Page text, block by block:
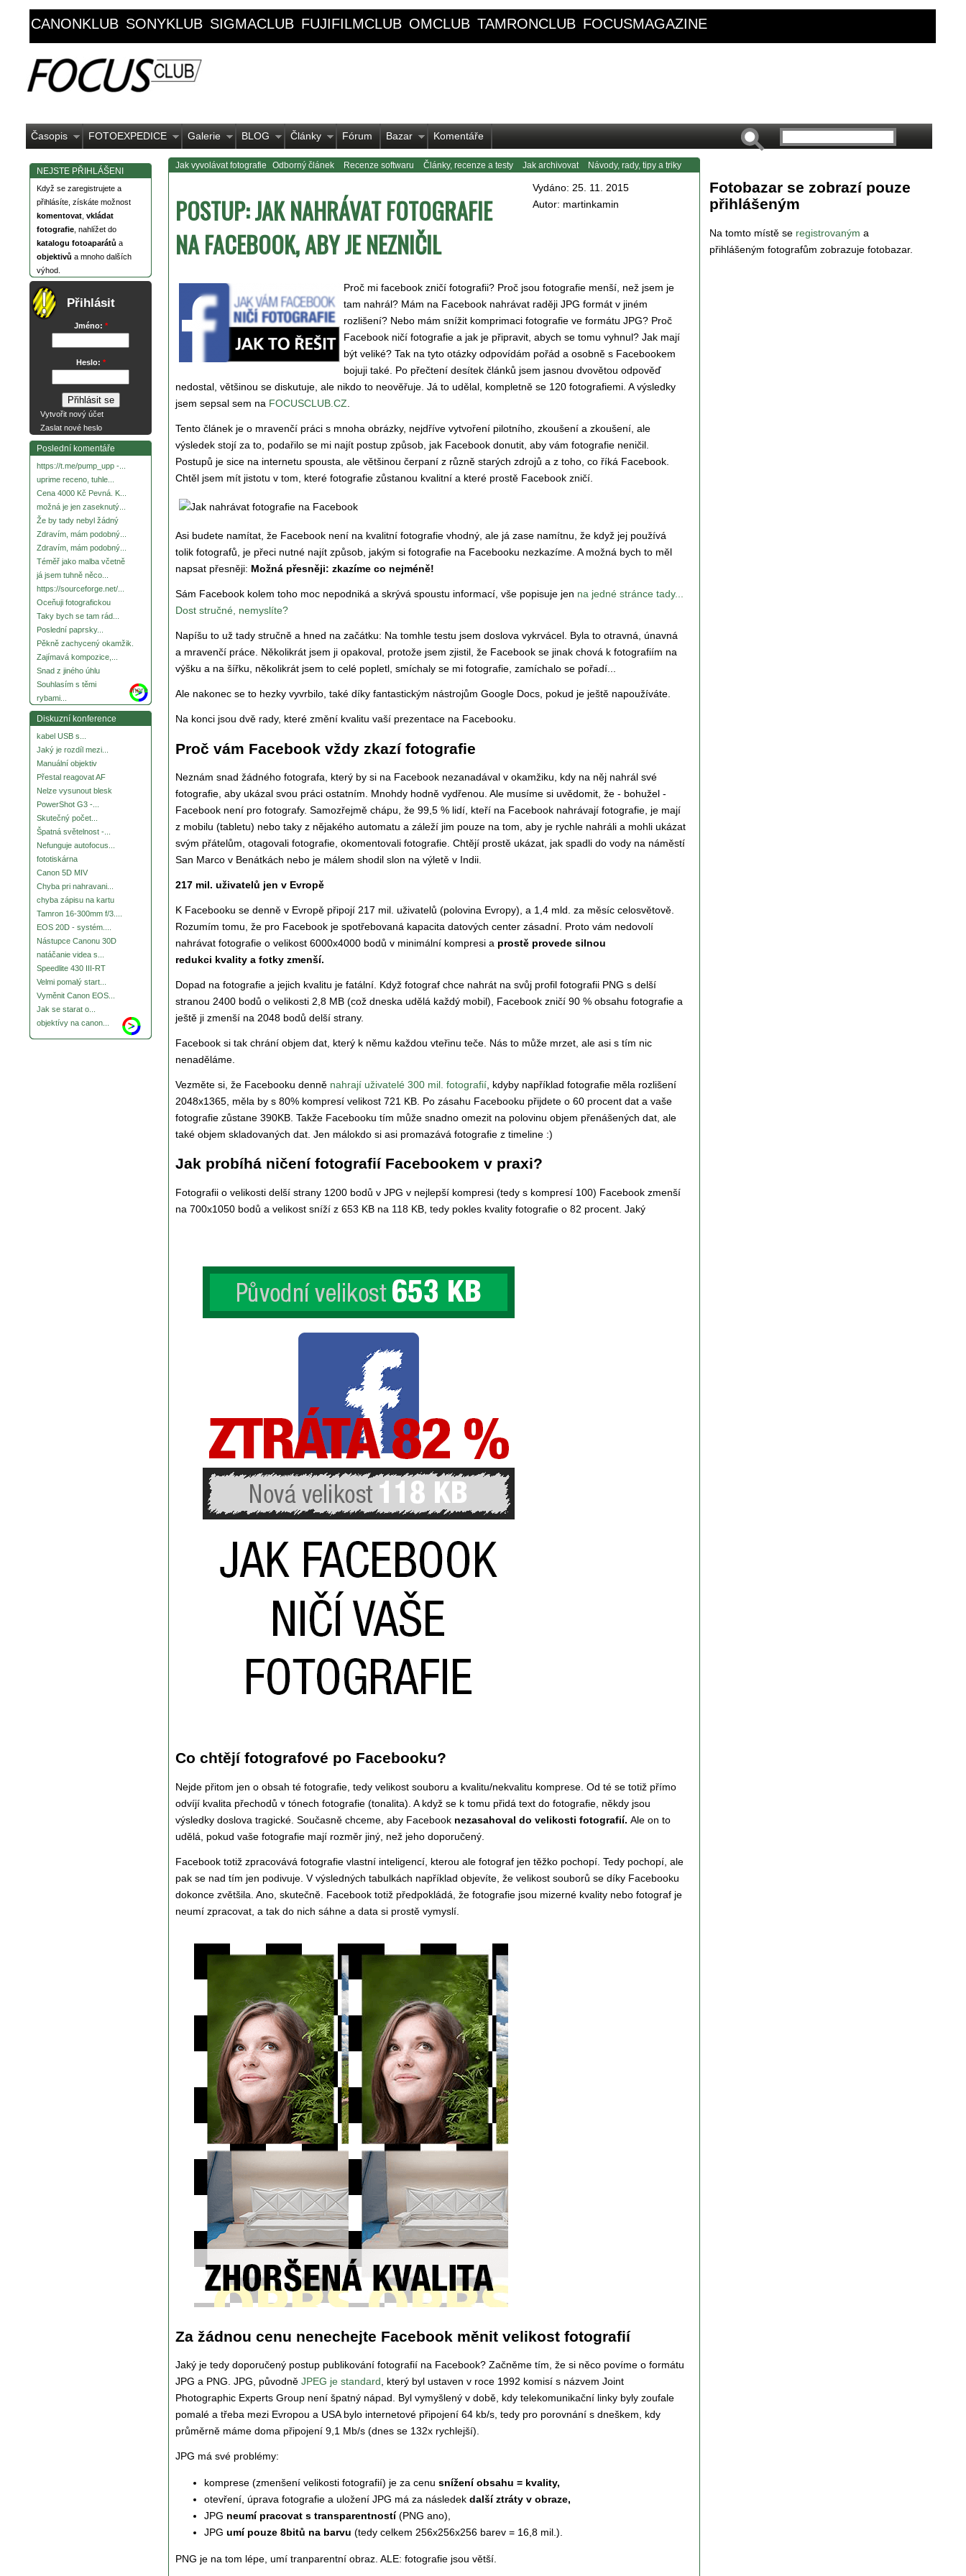
CANONKLUB SONYKLUB SIGMACLUB FUJIFILMCLUB OMCLUB TAMRONCLUB FOCUSMAGAZINE
Časopis FOTOEXPEDICE Galerie BLOG Články Fórum Bazar Komentáře
NEJSTE PŘIHLÁŠENI
Když se zaregistrujete a
přihlásíte, získáte možnost
komentovat vkládat
fotografie , nahlížet do
katalogu fotoaparátů a
objektivů a mnoho dalších
výhod.
Přihlásit
Jméno: *
Heslo: *
Vytvořit nový účet
Zaslat nové heslo
Poslední komentáře
https://t.me/pump_upp -...
uprime receno, tuhle...
Cena 4000 Kč Pevná. K...
možná je jen zaseknutý...
Že by tady nebyl žádný
Zdravím, mám podobný...
Zdravím, mám podobný...
Téměř jako malba včetně
já jsem tuhně něco...
https://sourceforge.net/...
Oceňuji fotografickou
Taky bych se tam rád...
Poslední paprsky...
Pěkně zachycený okamžik.
Zajímavá kompozice,...
Snad z jiného úhlu
Souhlasím s těmi
rybami...
more
Diskuzní konference
kabel USB s...
Jaký je rozdíl mezi...
Manuální objektiv
Přestal reagovat AF
Nelze vysunout blesk
PowerShot G3 -...
Skutečný počet...
Špatná světelnost -...
Nefunguje autofocus...
fototiskárna
Canon 5D MIV
Chyba pri nahravani...
chyba zápisu na kartu
Tamron 16-300mm f/3....
EOS 20D - systém....
Nástupce Canonu 30D
natáčanie videa s...
Speedlite 430 III-RT
Velmi pomalý start...
Vyměnit Canon EOS...
Jak se starat o...
objektívy na canon...
Jak vyvolávat fotografie Odborný článek Recenze softwaru Články, recenze a testy Jak archivovat Návody, rady, tipy a triky
POSTUP: JAK NAHRÁVAT FOTOGRAFIE
NA FACEBOOK, ABY JE NEZNIČIL
Vydáno: 25. 11. 2015
Autor: martinkamin
Proč mi facebook zničí fotografii? Proč jsou fotografie menší, než jsem je
tam nahrál? Mám na Facebook nahrávat raději JPG formát v jiném
rozlišení? Nebo mám snížit komprimaci fotografie ve formátu JPG? Proč
Facebook ničí fotografie a jak je připravit, abych se tomu vyhnul? Jak mají
být veliké? Tak na tyto otázky odpovídám pořád a osobně s Facebookem
bojuji také. Po přečtení desítek článků jsem jasnou dvovětou odpověď
nedostal, většinou se diskutuje, ale nikdo to neověřuje. Já to udělal, kompletně se 120 fotografiemi. A výsledky
jsem sepsal sem na FOCUSCLUB.CZ
Tento článek je o mravenčí práci s mnoha obrázky, nejdříve vytvoření pilotního, zkoušení a zkoušení, ale
výsledek stojí za to, podařilo se mi najít postup způsob, jak Facebook donutit, aby vám fotografie neničil.
Postupů je sice na internetu spousta, ale většinou čerpaní z různě starých zdrojů a z toho, co říká Facebook.
Chtěl jsem mít jistotu v tom, které fotografie zůstanou kvalitní a které prostě Facebook zničí.
Asi budete namítat, že Facebook není na kvalitní fotografie vhodný, ale já zase namítnu, že když jej používá
tolik fotografů, je přeci nutné najít způsob, jakým si fotografie na Facebooku nezkazíme. A možná bych to měl
napsat přesněji: Možná přesněji: zkazíme co nejméně!
Sám Facebook kolem toho moc nepodniká a skrývá spoustu informací, vše popisuje jen na jedné stránce tady...
Dost stručné, nemyslíte?
Napíšu to už tady stručně a hned na začátku: Na tomhle testu jsem doslova vykrvácel. Byla to otravná, únavná
a mravenčí práce. Několikrát jsem ji opakoval, protože jsem zjistil, že Facebook se jinak chová k fotografiím na
výšku a na šířku, několikrát jsem to celé popletl, smíchaly se mi fotografie, zamíchalo se pořadí...
Ale nakonec se to hezky vyvrbilo, také díky fantastickým nástrojům Google Docs, pokud je ještě napoužíváte.
Na konci jsou dvě rady, které změní kvalitu vaší prezentace na Facebooku.
Proč vám Facebook vždy zkazí fotografie
Neznám snad žádného fotografa, který by si na Facebook nezanadával v okamžiku, kdy na něj nahrál své
fotografie, aby ukázal svou práci ostatním. Mnohdy hodně vydřenou. Ale musíme si uvědomit, že - bohužel -
Facebook není pro fotografy. Samozřejmě chápu, že 99,5 % lidí, kteří na Facebook nahrávají fotografie, je mají
z mobilu (tabletu) nebo taky z nějakého automatu a záleží jim pouze na tom, aby je rychle nahráli a mohli ukázat
svým přátelům, otagovali fotografie, okomentovali fotografie. Chtějí prostě ukázat, jak spadli do vody na náměstí
San Marco v Benátkách nebo je málem shodil slon na výletě v Indii.
217 mil. uživatelů jen v Evropě
K Facebooku se denně v Evropě připojí 217 mil. uživatelů (polovina Evropy), a 1,4 mld. za měsíc celosvětově.
Rozumím tomu, že pro Facebook je spotřebovaná kapacita datových center zásadní. Proto vám nedovolí
nahrávat fotografie o velikost 6000x4000 bodů v minimální kompresi a prostě provede silnou
redukci kvality a fotky zmenší.
Dopad na fotografie a jejich kvalitu je fatální. Když fotograf chce nahrát na svůj profil fotografii PNG s delší
stranou 2400 bodů o velikosti 2,8 MB (což dneska udělá každý mobil), Facebook zničí 90 % obsahu fotografie a
ještě ji zmenší na 2048 bodů delší strany.
Facebook si tak chrání objem dat, který k němu každou vteřinu teče. Nás to může mrzet, ale asi s tím nic
nenaděláme.
Vezměte si, že Facebooku denně nahrají uživatelé 300 mil. fotografií , kdyby například fotografie měla rozlišení
2048x1365, měla by s 80% kompresí velikost 721 KB. Po zásahu Facebooku přijdete o 60 procent dat a vaše
fotografie zůstane 390KB. Takže Facebooku tím může snadno omezit na polovinu objem přenášených dat, ale
také objem skladovaných dat. Jen málokdo si asi promazává fotografie z timeline :)
Jak probíhá ničení fotografií Facebookem v praxi?
Fotografii o velikosti delší strany 1200 bodů v JPG v nejlepší kompresi (tedy s kompresí 100) Facebook zmenší
na 700x1050 bodů a velikost sníží z 653 KB na 118 KB, tedy pokles kvality fotografie o 82 procent. Jaký
Co chtějí fotografové po Facebooku?
Nejde přitom jen o obsah té fotografie, tedy velikost souboru a kvalitu/nekvalitu komprese. Od té se totiž přímo
odvíjí kvalita přechodů v tónech fotografie (tonalita). A když se k tomu přidá text do fotografie, někdy jsou
výsledky doslova tragické. Současně chceme, aby Facebook nezasahoval do velikosti fotografií. Ale on to
udělá, pokud vaše fotografie mají rozměr jiný, než jeho doporučený.
Facebook totiž zpracovává fotografie vlastní inteligencí, kterou ale fotograf jen těžko pochopí. Tedy pochopí, ale
pak se nad tím jen podivuje. V výsledných tabulkách například objevíte, že velikost souborů se díky Facebooku
dokonce zvětšila. Ano, skutečně. Facebook totiž předpokládá, že fotografie jsou mizerné kvality nebo fotograf je
neumí zpracovat, a tak do nich sáhne a data si prostě vymyslí.
Za žádnou cenu nenechejte Facebook měnit velikost fotografií
Jaký je tedy doporučený postup publikování fotografií na Facebook? Začněme tím, že si něco povíme o formátu
JPG a PNG. JPG, původně JPEG je standard, který byl ustaven v roce 1992 komisí s názvem Joint
Photographic Experts Group není špatný nápad. Byl vymyšlený v době, kdy telekomunikační linky byly zoufale
pomalé a třeba mezi Evropou a USA bylo internetové připojení 64 kb/s, tedy pro porovnání s dneškem, kdy
průměrně máme doma připojení 9,1 Mb/s (dnes se 132x rychlejší).
JPG má své problémy:
komprese (zmenšení velikosti fotografií) je za cenu snížení obsahu = kvality,
otevření, úprava fotografie a uložení JPG má za následek další ztráty v obraze,
JPG neumí pracovat s transparentností(PNG ano),
JPG umí pouze 8bitů na barvu (tedy celkem 256x256x256 barev = 16,8 mil.).
PNG je na tom lépe, umí tranparentní obraz. ALE: fotografie jsou větší.
Fotobazar se zobrazí pouze
přihlášeným
Na tomto místě se registrovaným a
přihlášeným fotografům zobrazuje fotobazar.